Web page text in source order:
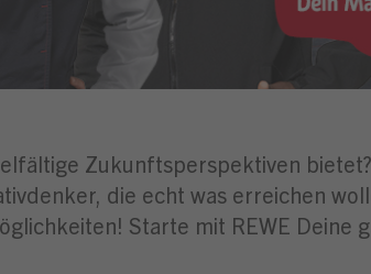
Zukunftsperspektiven
die echt was erreichen
Starte mit REWE Deine